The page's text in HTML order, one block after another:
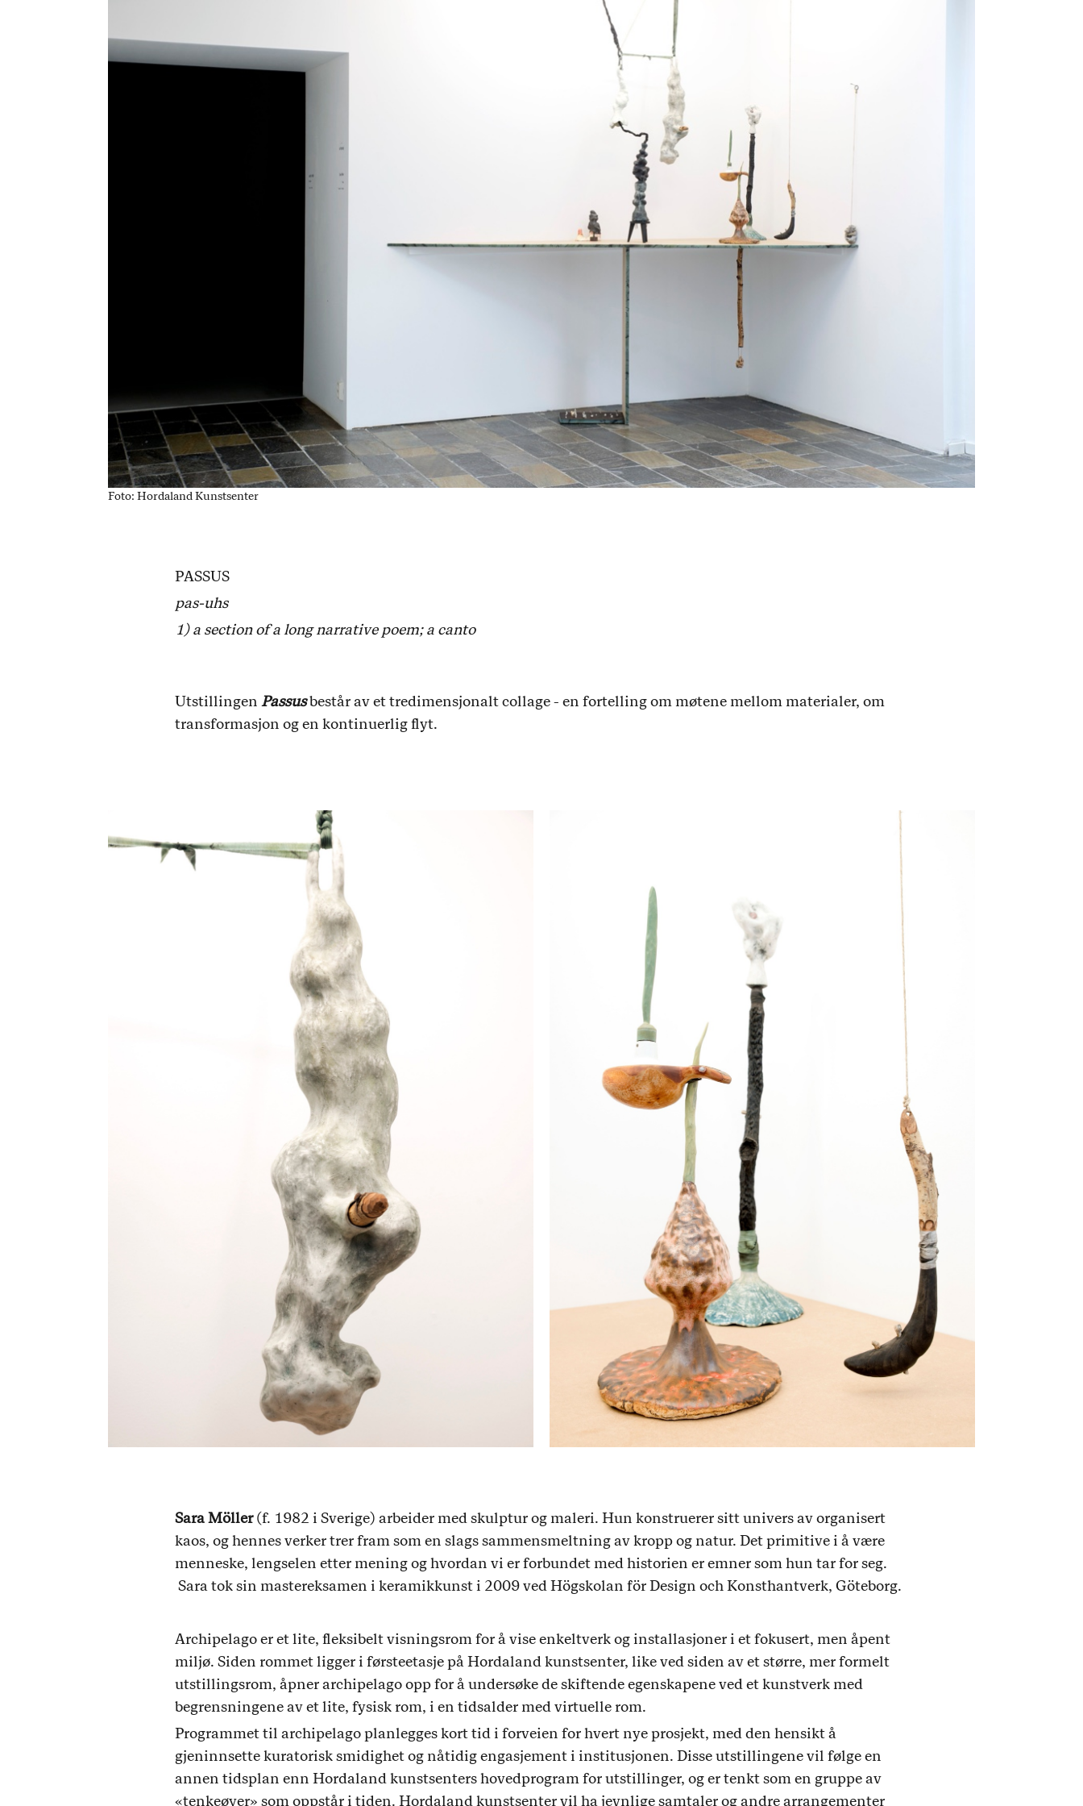
Foto: Hordaland Kunstsenter
PASSUS
pas-uhs
1) a section of a long narrative poem; a canto
Utstillingen Passusbestår av et tredimensjonalt collage - en fortelling om møtene mellom materialer, om
transformasjon og en kontinuerlig flyt.
Sara Möller(f. 1982 i Sverige) arbeider med skulptur og maleri. Hun konstruerer sitt univers av organisert
kaos, og hennes verker trer fram som en slags sammensmeltning av kropp og natur. Det primitive i å være
menneske, lengselen etter mening og hvordan vi er forbundet med historien er emner som hun tar for seg.
Sara tok sin mastereksamen i keramikkunst i 2009 ved Högskolan för Design och Konsthantverk, Göteborg.
Archipelago er et lite, fleksibelt visningsrom for å vise enkeltverk og installasjoner i et fokusert, men åpent
miljø. Siden rommet ligger i førsteetasje på Hordaland kunstsenter, like ved siden av et større, mer formelt
utstillingsrom, åpner archipelago opp for å undersøke de skiftende egenskapene ved et kunstverk med
begrensningene av et lite, fysisk rom, i en tidsalder med virtuelle rom.
Programmet til archipelago planlegges kort tid i forveien for hvert nye prosjekt, med den hensikt å
gjeninnsette kuratorisk smidighet og nåtidig engasjement i institusjonen. Disse utstillingene vil følge en
annen tidsplan enn Hordaland kunstsenters hovedprogram for utstillinger, og er tenkt som en gruppe av
«tenkeøyer» som oppstår i tiden. Hordaland kunstsenter vil ha jevnlige samtaler og andre arrangementer